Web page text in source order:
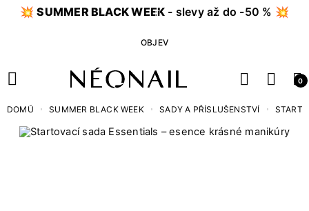
💥SUMMER BLACK WEEK - slevy až do -50 % 💥
OBJEV
0
DOMŮ SUMMER BLACK WEEK SADY A PŘÍSLUŠENSTVÍ